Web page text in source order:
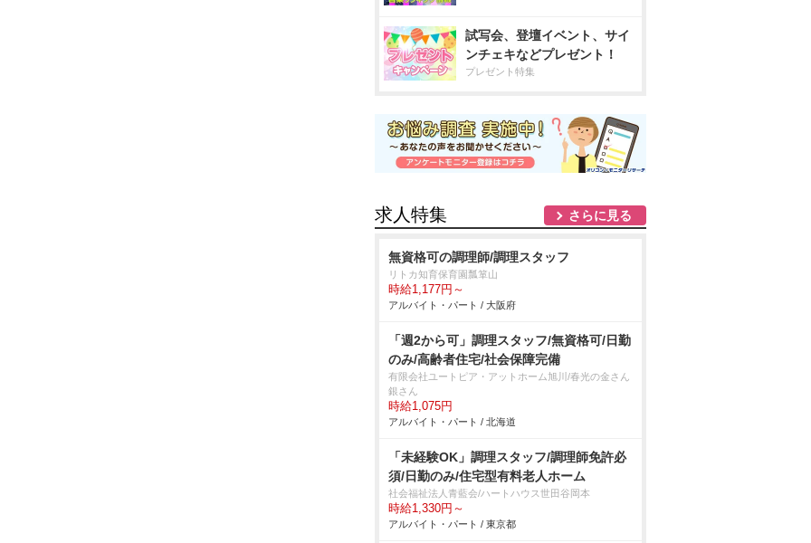
試写会、登壇イベント、サイ
ンチェキなどプレゼント！
プレゼント特集
求人特集 さらに見る
無資格可の調理師/調理スタッフ
リトカ知育保育園瓢箪山
時給1,177円～
アルバイト・パート / 大阪府
「週2から可」調理スタッフ/無資格可/日勤
のみ/高齢者住宅/社会保障完備
有限会社ユートピア・アットホーム旭川/春光の金さん
銀さん
時給1,075円
アルバイト・パート / 北海道
「未経験OK」調理スタッフ/調理師免許必
須/日勤のみ/住宅型有料老人ホーム
社会福祉法人青藍会/ハートハウス世田谷岡本
時給1,330円～
アルバイト・パート / 東京都